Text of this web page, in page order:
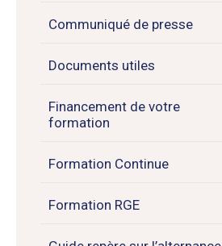
Communiqué de presse
Documents utiles
Financement de votre
formation
Formation Continue
Formation RGE